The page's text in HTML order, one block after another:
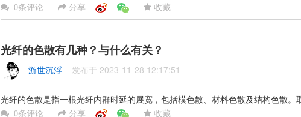
0条评论 分享 收藏
光纤的色散有几种？与什么有关？
游世沉浮 发布于 2023-11-28 12:17:51
光纤的色散是指一根光纤内群时延的展宽，包括模色散、材料色散及结构色散
0条评论 分享 收藏